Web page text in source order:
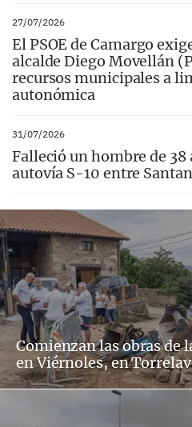
27/07/2026
El PSOE de Camargo
alcalde Diego Movellán
recursos municipales a
autonómica
31/07/2026
Falleció un hombre de
autovía S-10 entre
Comienzan las obras de
en Viérnoles, en